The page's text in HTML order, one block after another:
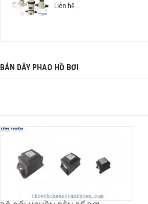
Liên hệ
BÁN DÂY PHAO HỒ BƠI